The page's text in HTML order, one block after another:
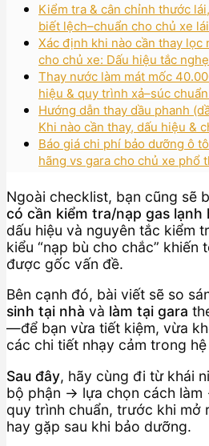
Kiểm tra & cân chỉnh thước
biết lệch–chuẩn cho chủ xe
Xác định khi nào cần thay lọc
cho chủ xe: Dấu hiệu tắc
Thay nước làm mát mốc
hiệu & quy trình xả–súc
Hướng dẫn thay dầu phanh
Khi nào cần thay, dấu hiệu &
Báo giá chi phí bảo dưỡng ô
hãng vs gara cho chủ xe phổ
Ngoài checklist, bạn cũng sẽ
có cần kiểm tra/nạp gas lạnh
dấu hiệu và nguyên tắc kiểm
kiểu “nạp bù cho chắc” khiến
được gốc vấn đề.
Bên cạnh đó, bài viết sẽ so
sinh tại nhà và làm tại gara
—để bạn vừa tiết kiệm, vừa
các chi tiết nhạy cảm trong hệ
Sau đây, hãy cùng đi từ khái
bộ phận → lựa chọn cách
quy trình chuẩn, trước khi mở
hay gặp sau khi bảo dưỡng.